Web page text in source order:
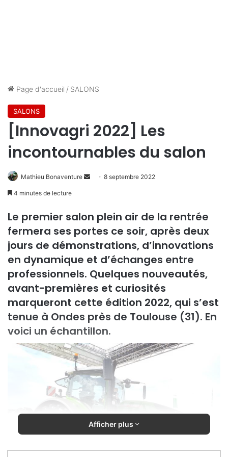
Page d'accueil / SALONS
SALONS
[Innovagri 2022] Les
incontournables du salon
Mathieu Bonaventure
Envoyer8 septembre 2022
4 minutes de lecture
Le premier salon plein air de la rentrée
fermera ses portes ce soir, après deux
jours de démonstrations, d’innovations
en dynamique et d’échanges entre
professionnels. Quelques nouveautés,
avant-premières et curiosités
marqueront cette édition 2022, qui s’est
tenue à Ondes près de Toulouse (31). En
voici un échantillon.
Afficher plus